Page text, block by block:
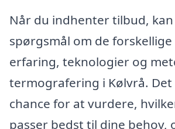
Når du indhenter tilbud,
spørgsmål om de
erfaring, teknologier og
termografering i Kølvrå. Det
chance for at vurdere,
passer bedst til dine behov,